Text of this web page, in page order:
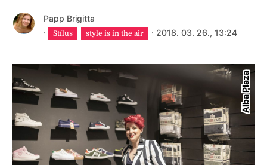
Papp Brigitta
·
Stílus style is in the air · 2018. 03. 26., 13:24
Alba Plaza